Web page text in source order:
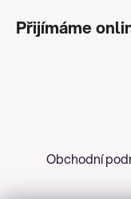
Přijímáme
Obchodní